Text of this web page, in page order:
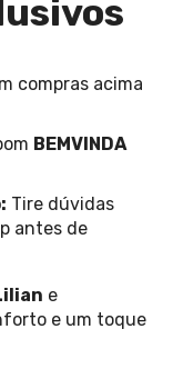
compras acima
BEMVINDA
Tire dúvidas
antes de
e
e um toque